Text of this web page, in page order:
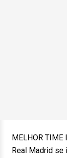
MELHOR TIME
Real Madrid se